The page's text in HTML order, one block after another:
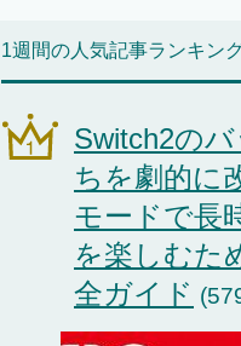
1週間の人気記事ランキン
Switch2の
ちを劇的に
モードで長
を楽しむた
全ガイド